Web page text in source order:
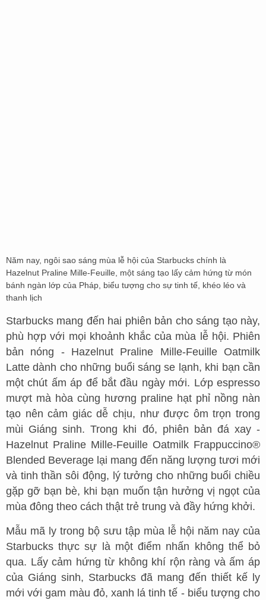
Năm nay, ngôi sao sáng mùa lễ hội của Starbucks chính là
Hazelnut Praline Mille-Feuille, một sáng tạo lấy cảm hứng từ món
bánh ngàn lớp của Pháp, biểu tượng cho sự tinh tế, khéo léo và
thanh lịch
Starbucks mang đến hai phiên bản cho sáng tạo này,
phù hợp với mọi khoảnh khắc của mùa lễ hội. Phiên
bản nóng - Hazelnut Praline Mille-Feuille Oatmilk
Latte dành cho những buổi sáng se lạnh, khi bạn cần
một chút ấm áp để bắt đầu ngày mới. Lớp espresso
mượt mà hòa cùng hương praline hạt phỉ nồng nàn
tạo nên cảm giác dễ chịu, như được ôm trọn trong
mùi Giáng sinh. Trong khi đó, phiên bản đá xay -
Hazelnut Praline Mille-Feuille Oatmilk Frappuccino®
Blended Beverage lại mang đến năng lượng tươi mới
và tinh thần sôi động, lý tưởng cho những buổi chiều
gặp gỡ bạn bè, khi bạn muốn tận hưởng vị ngọt của
mùa đông theo cách thật trẻ trung và đầy hứng khởi.
Mẫu mã ly trong bộ sưu tập mùa lễ hội năm nay của
Starbucks thực sự là một điểm nhấn không thể bỏ
qua. Lấy cảm hứng từ không khí rộn ràng và ấm áp
của Giáng sinh, Starbucks đã mang đến thiết kế ly
mới với gam màu đỏ, xanh lá tinh tế - biểu tượng cho